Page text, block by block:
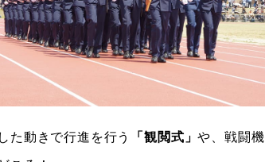
た動きで行進を行う 「観閲式」や、戦闘機